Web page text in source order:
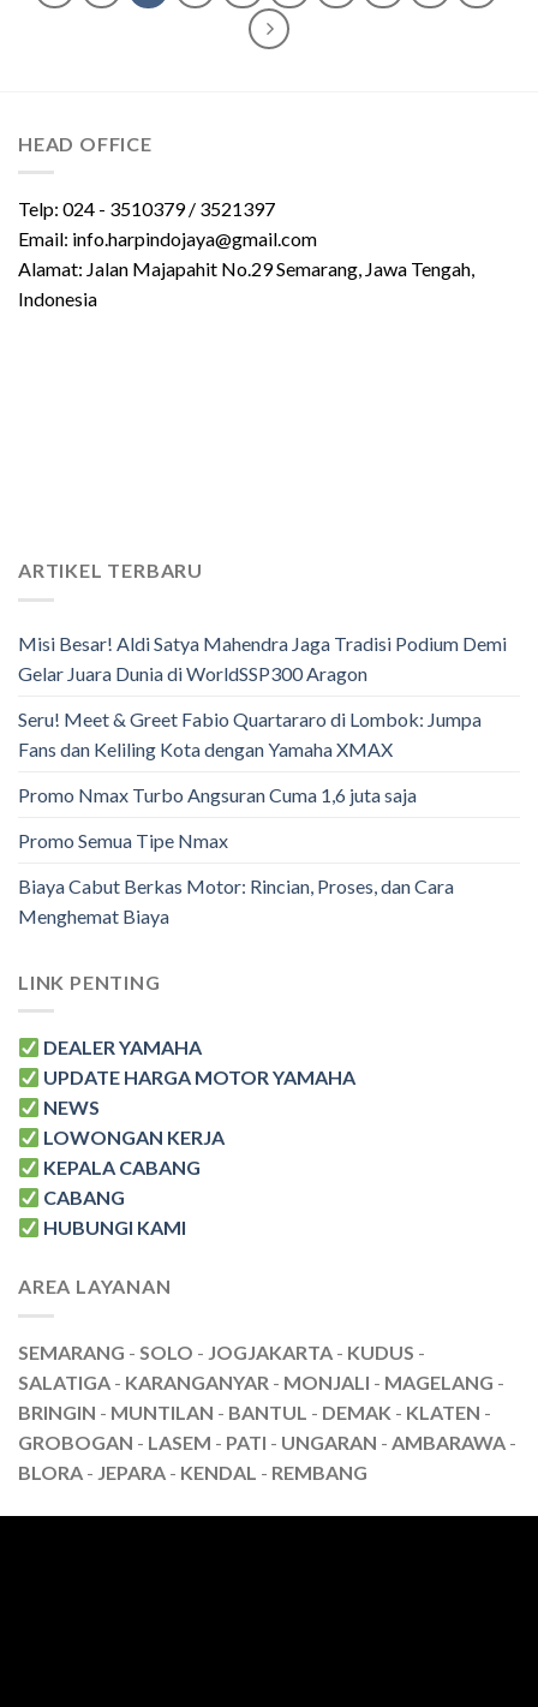
HEAD OFFICE
Telp: 024 - 3510379 / 3521397
Email: info.harpindojaya@gmail.com
Alamat: Jalan Majapahit No.29 Semarang, Jawa Tengah,
Indonesia
ARTIKEL TERBARU
Misi Besar! Aldi Satya Mahendra Jaga Tradisi Podium Demi
Gelar Juara Dunia di WorldSSP300 Aragon
Seru! Meet & Greet Fabio Quartararo di Lombok: Jumpa
Fans dan Keliling Kota dengan Yamaha XMAX
Promo Nmax Turbo Angsuran Cuma 1,6 juta saja
Promo Semua Tipe Nmax
Biaya Cabut Berkas Motor: Rincian, Proses, dan Cara
Menghemat Biaya
LINK PENTING
DEALER YAMAHA
UPDATE HARGA MOTOR YAMAHA
NEWS
LOWONGAN KERJA
KEPALA CABANG
CABANG
HUBUNGI KAMI
AREA LAYANAN
SEMARANG - SOLO - JOGJAKARTA - KUDUS -
SALATIGA - KARANGANYAR - MONJALI - MAGELANG -
BRINGIN - MUNTILAN - BANTUL - DEMAK - KLATEN -
GROBOGAN - LASEM - PATI - UNGARAN - AMBARAWA -
BLORA - JEPARA - KENDAL - REMBANG